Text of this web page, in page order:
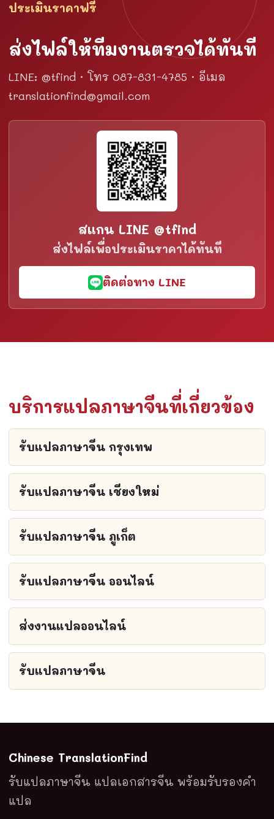
ประเมินราคาฟรี
ส่งไฟล์ให้ทีมงานตรวจได้ทันที
LINE: @tfind · โทร 087-831-4785 · อีเมล
translationfind@gmail.com
สแกน LINE @tfind
ส่งไฟล์เพื่อประเมินราคาได้ทันที
ติดต่อทาง LINE
บริการแปลภาษาจีนที่เกี่ยวข้อง
รับแปลภาษาจีน กรุงเทพ
รับแปลภาษาจีน เชียงใหม่
รับแปลภาษาจีน ภูเก็ต
รับแปลภาษาจีน ออนไลน์
ส่งงานแปลออนไลน์
รับแปลภาษาจีน
Chinese TranslationFind
รับแปลภาษาจีน แปลเอกสารจีน พร้อมรับรองคำ
แปล